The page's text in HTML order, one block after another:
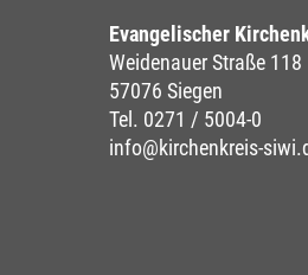
Evangelischer
Weidenauer Straße 118
57076 Siegen
Tel. 0271 / 5004-0
info@kirchenkreis-